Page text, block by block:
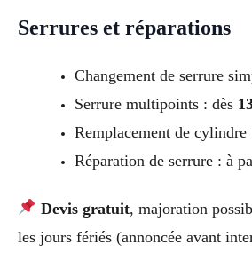
Serrures et réparations
Changement de serrure
Serrure multipoints : dès
Remplacement de cylindre
Réparation de serrure : à
Devis gratuit, majoration
les jours fériés (annoncée avant